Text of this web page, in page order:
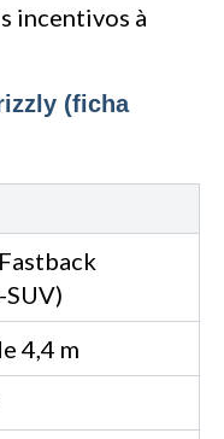
incentivos à
(ficha
4,4 m